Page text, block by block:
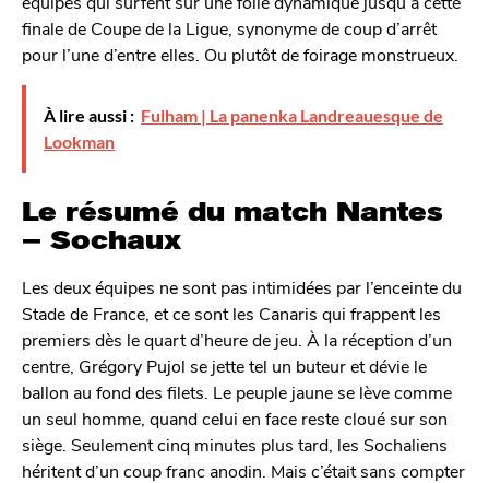
finale de Coupe de la Ligue, synonyme de coup d’arrêt
pour l’une d’entre elles. Ou plutôt de foirage monstrueux.
À lire aussi : Fulham | La panenka Landreauesque de
Lookman
Le résumé du match Nantes
– Sochaux
Les deux équipes ne sont pas intimidées par l’enceinte du
Stade de France, et ce sont les Canaris qui frappent les
premiers dès le quart d’heure de jeu. À la réception d’un
centre, Grégory Pujol se jette tel un buteur et dévie le
ballon au fond des filets. Le peuple jaune se lève comme
un seul homme, quand celui en face reste cloué sur son
siège. Seulement cinq minutes plus tard, les Sochaliens
héritent d’un coup franc anodin. Mais c’était sans compter